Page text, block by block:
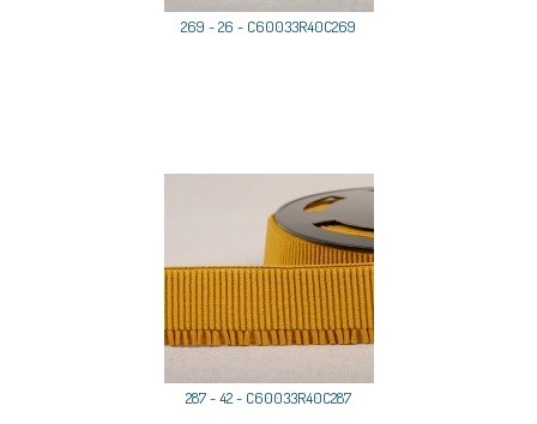
269 - 26 - C60033R40C269
287 - 42 - C60033R40C287